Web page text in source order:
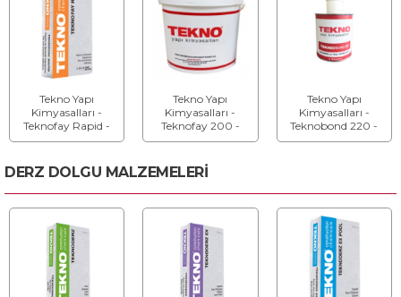
Tekno Yapı
Kimyasalları -
Teknofay Rapid -
Hızlı Sertleşen
Tekno Yapı
Kimyasalları -
Teknofay 200 -
Kullanıma Hazır
Yapıștırıcı
Tekno Yapı
Kimyasalları -
Teknobond 220 -
Mermer ve Taş
DERZ DOLGU MALZEMELERİ